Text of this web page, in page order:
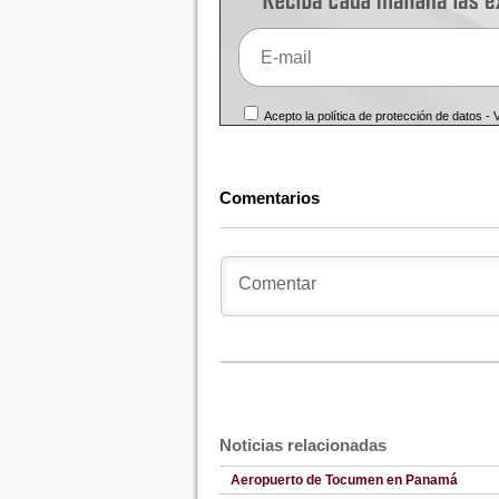
Acepto la política de protección de datos -
Comentarios
Noticias relacionadas
Aeropuerto de Tocumen en Panamá